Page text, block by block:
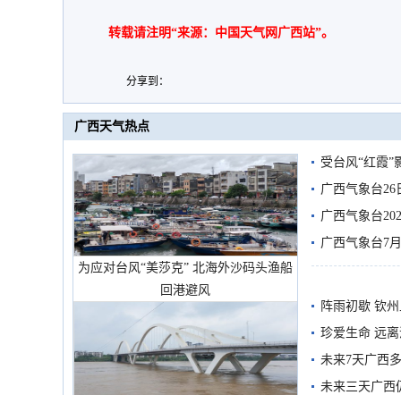
转载请注明“来源：中国天气网广西站”。
分享到：
广西天气热点
为应对台风“美莎克” 北海外沙码头渔船
回港避风
受台风“红霞”
有较强降雨
广西气象台26
广西气象台
预警
广西气象台7
阵雨初歇 钦
珍爱生命 远
未来7天广西
未来三天广西